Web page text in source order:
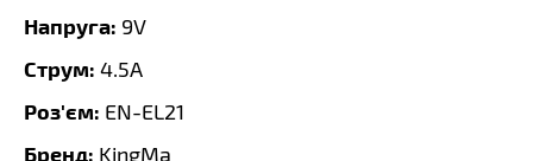
Напруга: 9V
Струм: 4.5A
Роз'єм: EN-EL21
Бренд: KingMa